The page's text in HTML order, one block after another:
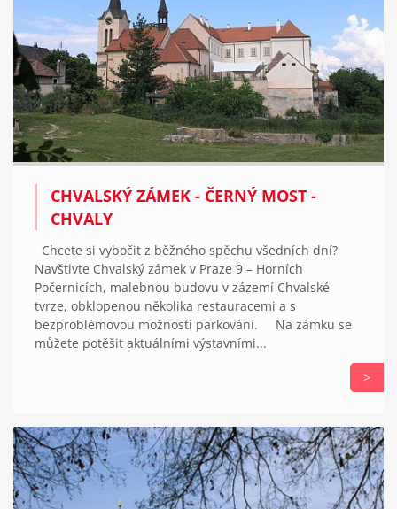
CHVALSKÝ ZÁMEK - ČERNÝ MOST -
CHVALY
Chcete si vybočit z běžného spěchu všedních dní?
Navštivte Chvalský zámek v Praze 9 – Horních
Počernicích, malebnou budovu v zázemí Chvalské
tvrze, obklopenou několika restauracemi a s
bezproblémovou možností parkování. Na zámku se
můžete potěšit aktuálními výstavními...
>